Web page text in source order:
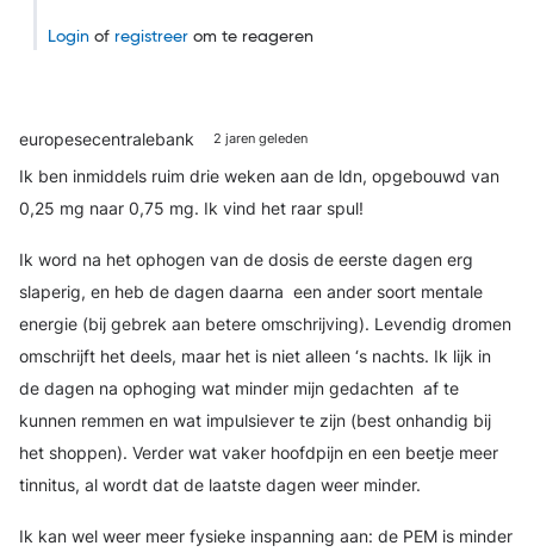
Login of registreer om te reageren
europesecentralebank 2 jaren geleden
Ik ben inmiddels ruim drie weken aan de ldn, opgebouwd van
0,25 mg naar 0,75 mg. Ik vind het raar spul!
Ik word na het ophogen van de dosis de eerste dagen erg
slaperig, en heb de dagen daarna een ander soort mentale
energie (bij gebrek aan betere omschrijving). Levendig dromen
omschrijft het deels, maar het is niet alleen ‘s nachts. Ik lijk in
de dagen na ophoging wat minder mijn gedachten af te
kunnen remmen en wat impulsiever te zijn (best onhandig bij
het shoppen). Verder wat vaker hoofdpijn en een beetje meer
tinnitus, al wordt dat de laatste dagen weer minder.
Ik kan wel weer meer fysieke inspanning aan: de PEM is minder